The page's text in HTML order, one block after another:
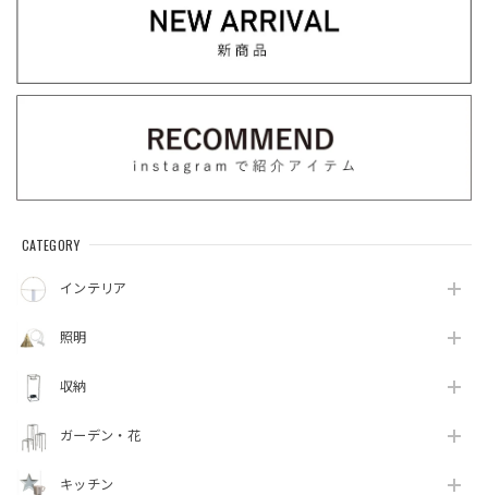
CATEGORY
インテリア
照明
収納
ガーデン・花
キッチン